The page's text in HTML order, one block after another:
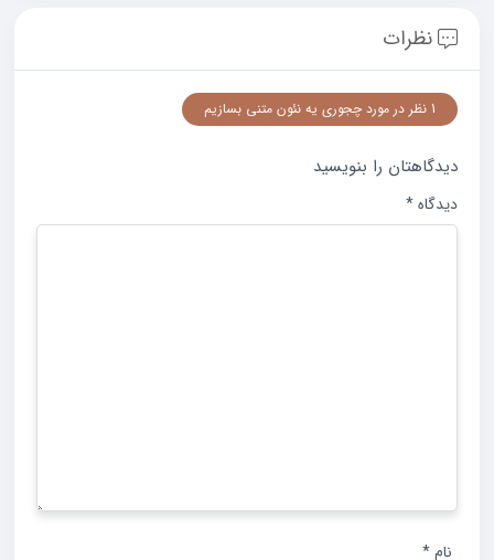
نظرات
1 نظر در مورد چجوری یه نئون متنی بسازیم
دیدگاهتان را بنویسید
دیدگاه*
نام*